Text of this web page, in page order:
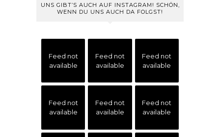
UNS GIBT’S AUCH AUF INSTAGRAM! SCHÖN,
WENN DU UNS AUCH DA FOLGST!
Feed not
available
Feed not
available
Feed not
available
Feed not
available
Feed not
available
Feed not
available